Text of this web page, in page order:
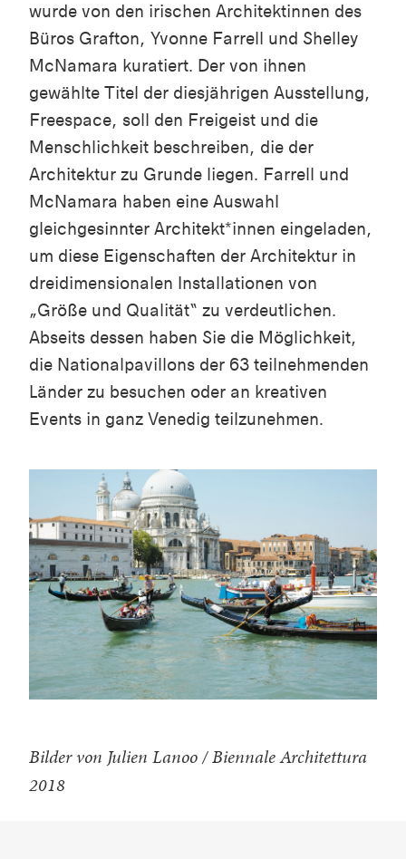
wurde von den irischen Architektinnen des
Büros Grafton, Yvonne Farrell und Shelley
McNamara kuratiert. Der von ihnen
gewählte Titel der diesjährigen Ausstellung,
Freespace, soll den Freigeist und die
Menschlichkeit beschreiben, die der
Architektur zu Grunde liegen. Farrell und
McNamara haben eine Auswahl
gleichgesinnter Architekt*innen eingeladen,
um diese Eigenschaften der Architektur in
dreidimensionalen Installationen von
„Größe und Qualität“ zu verdeutlichen.
Abseits dessen haben Sie die Möglichkeit,
die Nationalpavillons der 63 teilnehmenden
Länder zu besuchen oder an kreativen
Events in ganz Venedig teilzunehmen.
Bilder von Julien Lanoo / Biennale Architettura
2018